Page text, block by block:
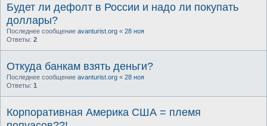
Будет ли дефолт в России и надо ли покупать
доллары?
Последнее сообщение avanturist.org « 28 ноя
Ответы: 2
Откуда банкам взять деньги?
Последнее сообщение avanturist.org « 28 ноя
Ответы: 1
Корпоративная Америка США = племя